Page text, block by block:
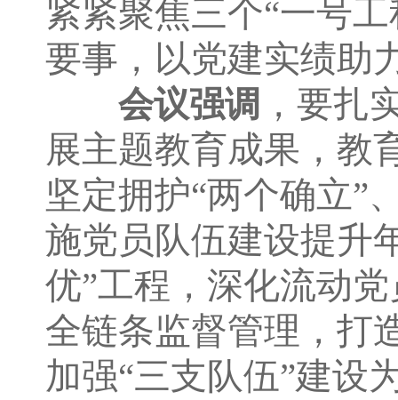
紧紧聚焦三个“一号
要事，以党建实绩助
会议强调 ，要扎
展主题教育成果，教
坚定拥护“两个确立”
施党员队伍建设提升
优”工程，深化流动
全链条监督管理，打
加强“三支队伍”建设